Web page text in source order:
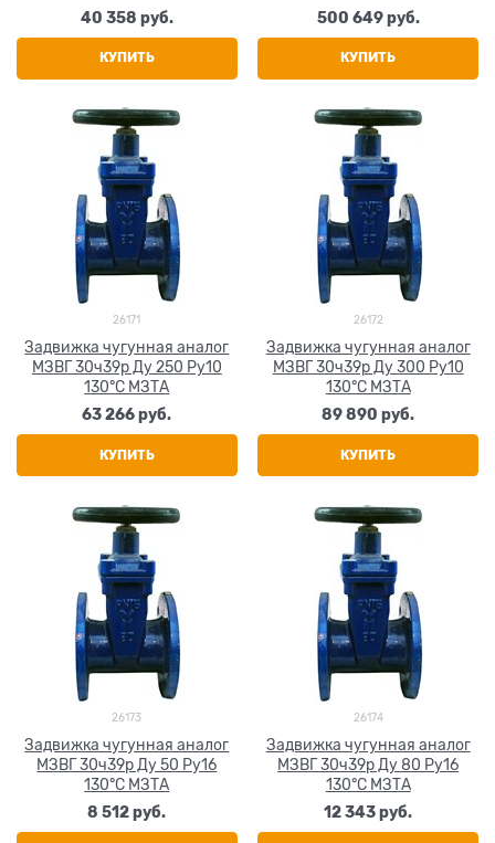
40 358 руб.
КУПИТЬ
500 649 руб.
КУПИТЬ
26171
Задвижка чугунная аналог
МЗВГ 30ч39р Ду 250 Ру10
130°C МЗТА
63 266 руб.
КУПИТЬ
26172
Задвижка чугунная аналог
МЗВГ 30ч39р Ду 300 Ру10
130°C МЗТА
89 890 руб.
КУПИТЬ
26173
Задвижка чугунная аналог
МЗВГ 30ч39р Ду 50 Ру16
130°C МЗТА
8 512 руб.
26174
Задвижка чугунная аналог
МЗВГ 30ч39р Ду 80 Ру16
130°C МЗТА
12 343 руб.